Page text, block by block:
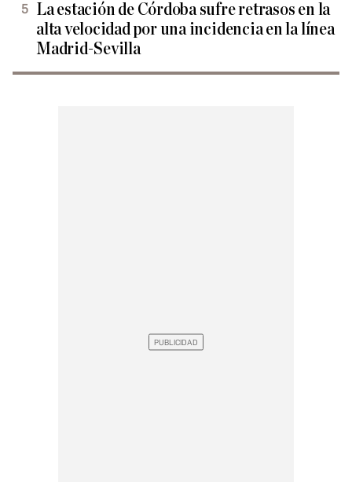
La estación de Córdoba sufre retrasos en la
alta velocidad por una incidencia en la línea
Madrid-Sevilla